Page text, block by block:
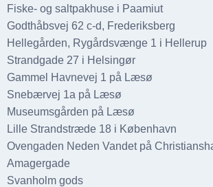
Fiske- og saltpakhuse i Paamiut
Godthåbsvej 62 c-d, Frederiksberg
Hellegården, Rygårdsvænge 1 i Hellerup
Strandgade 27 i Helsingør
Gammel Havnevej 1 på Læsø
Snebærvej 1a på Læsø
Museumsgården på Læsø
Lille Strandstræde 18 i København
Ovengaden Neden Vandet på
Amagergade
Svanholm gods